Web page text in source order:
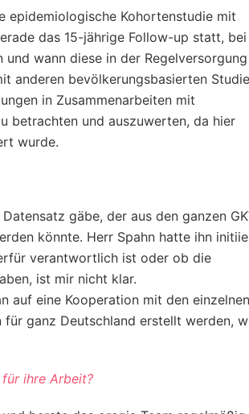
epidemiologische Kohortenstudie mit
das 15-jährige Follow-up statt, bei
wann diese in der Regelversorgung
anderen bevölkerungsbasierten
in Zusammenarbeiten mit
betrachten und auszuwerten, da hier
wurde.
gäbe, der aus den ganzen
könnte. Herr Spahn hatte ihn
verantwortlich ist oder ob die
ist mir nicht klar.
auf eine Kooperation mit den einzelnen
für ganz Deutschland erstellt werden,
für ihre Arbeit?